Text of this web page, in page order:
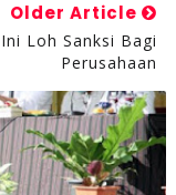
Older Article
Loh Sanksi Bagi
Perusahaan